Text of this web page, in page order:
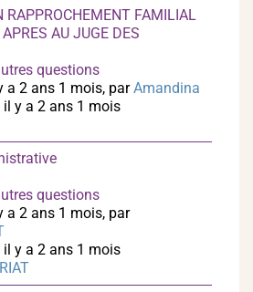
RAPPROCHEMENT FAMILIAL
AU JUGE DES
questions
a 2 ans 1 mois, parAmandina
il y a 2 ans 1 mois
questions
a 2 ans 1 mois, par
il y a 2 ans 1 mois